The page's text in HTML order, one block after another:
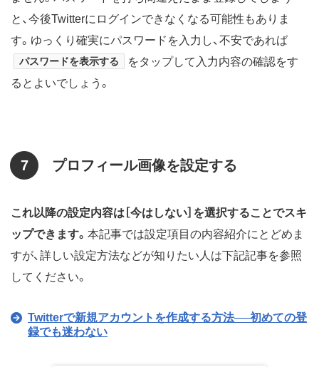
と、今後Twitterにログインできなくなる可能性もありま
す。ゆっくり確実にパスワードを入力し、不安であれば
パスワードを表示する
をタップして入力内容の確認をす
るとよいでしょう。
7 プロフィール画像を設定する
これ以降の設定内容は［今はしない］を選択することでスキ
ップできます。 本記事では設定項目の内容紹介にとどめま
すが、詳しい設定方法などが知りたい人は下記記事を参照
してください。
Twitterで新規アカウントを作成する方法──初めての登
録でも迷わない